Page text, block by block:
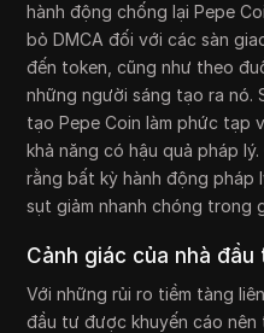
hành động chống lại Pepe
bỏ DMCA đối với các sàn
đến token, cũng như theo
những người sáng tạo ra nó.
tạo Pepe Coin làm phức tạp
khả năng có hậu quả pháp
rằng bất kỳ hành động pháp
sụt giảm nhanh chóng trong
Cảnh giác của nhà
Với những rủi ro tiềm tàng
đầu tư được khuyến cáo